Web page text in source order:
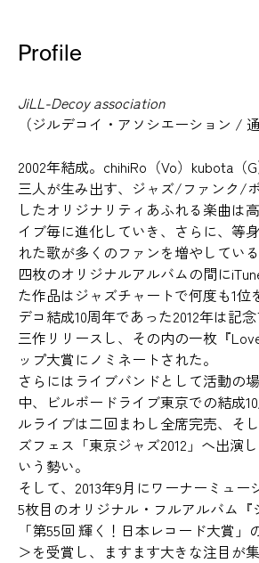
Profile
JiLL-Decoy association
（ジルデコイ・アソシエーション /
2002年結成。chihiRo（Vo）kubota（
三人が生み出す、ジャズ/ファンク/
したオリジナリティあふれる楽曲は
イブ毎に進化していき、さらに、等
れた歌が多くのファンを増やしている
四枚のオリジナルアルバムの間に
た作品はジャズチャートで何度も1位
デコ結成10周年であった2012年は記
三作リリースし、その内の一枚『
ップ大賞にノミネートされた。
さらにはライブバンドとして活動の
中、ビルボードライブ東京での結成
ルライブは二回まわし全席完売、そ
ズフェス「東京ジャズ2012」へ出演
いう勢い。
そして、2013年9月にワーナーミュー
5枚目のオリジナル・フルアルバム『
「第55回 輝く！日本レコード大賞」
＞を受賞し、ますます大きな注目が